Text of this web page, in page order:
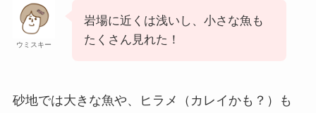
ウミスキー
岩場に近くは浅いし、小さな魚も
たくさん見れた！
砂地では大きな魚や、ヒラメ（カレイかも？）も